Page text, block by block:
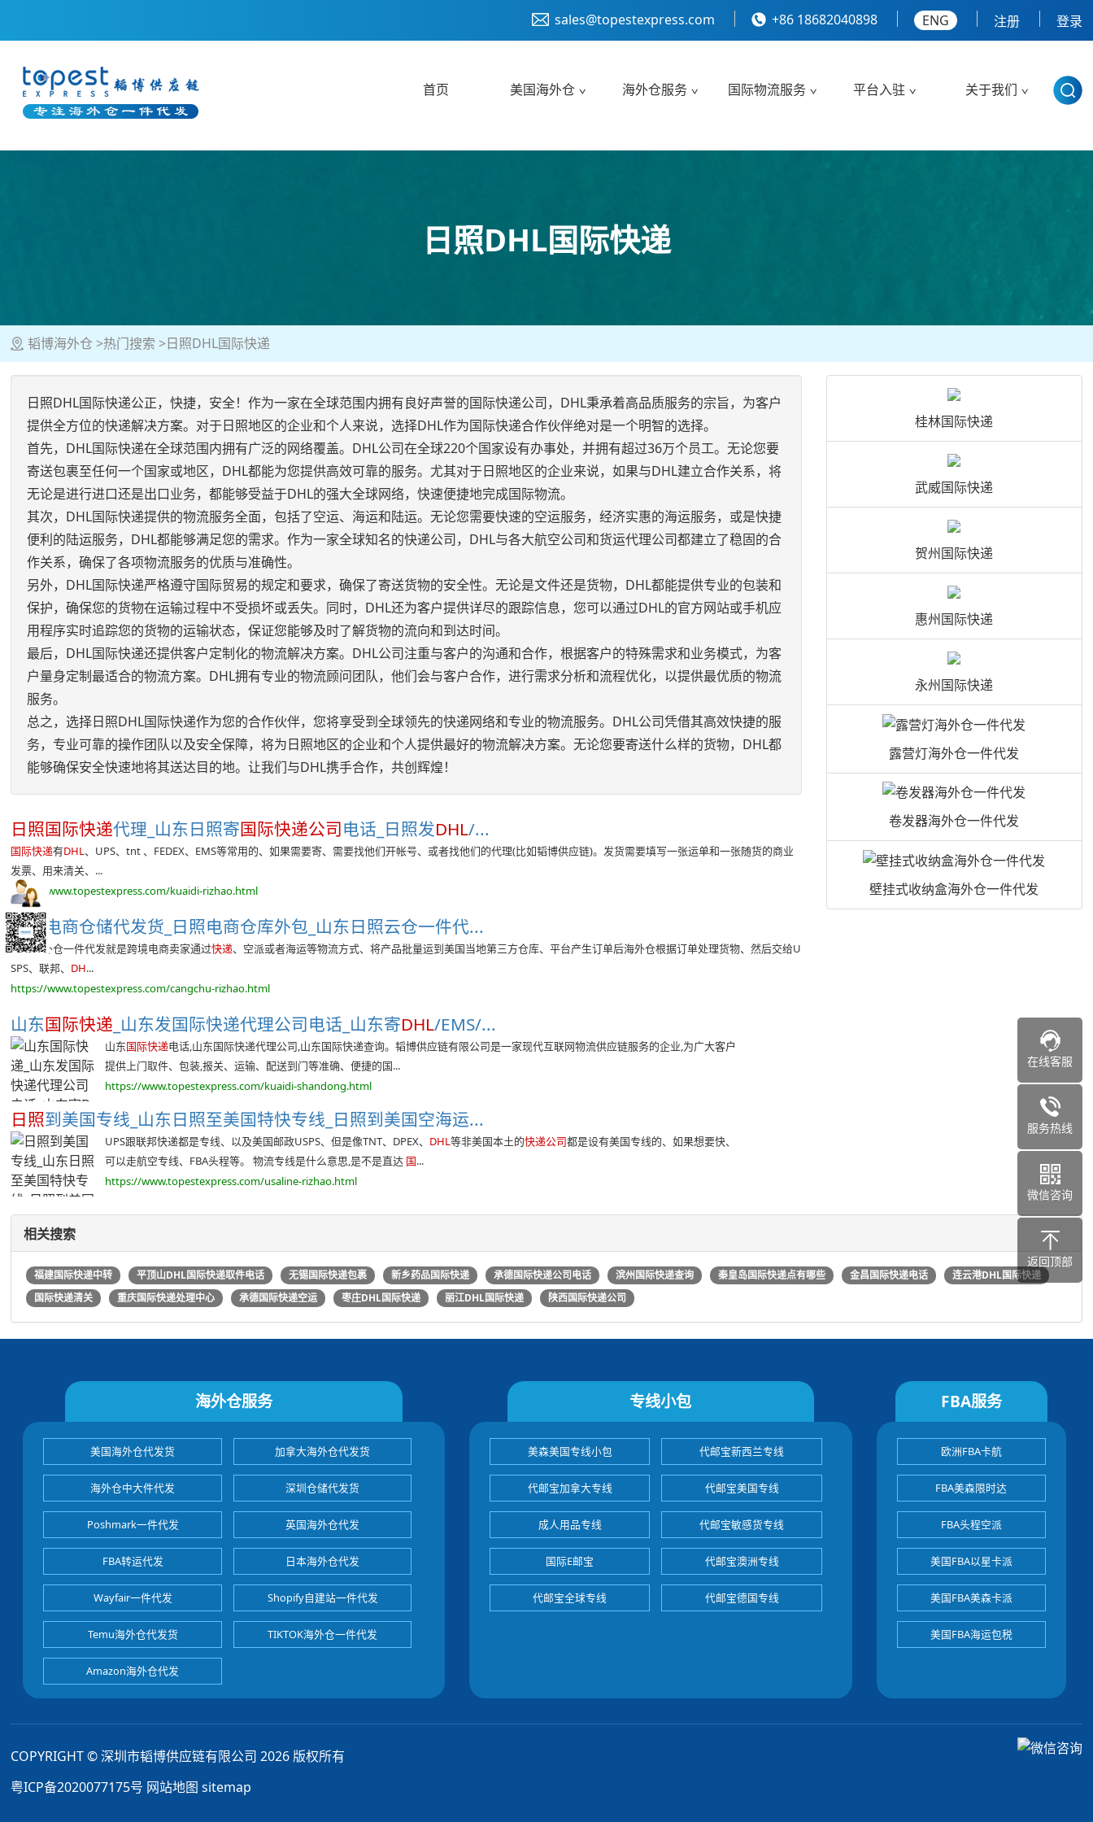
sales@topestexpress.com +86 18682040898 ENG 注册 登录
首页 美国海外仓 海外仓服务 国际物流服务 平台入驻 关于我们
日照DHL国际快递
韬博海外仓 热门搜索 日照DHL国际快递
日照DHL国际快递公正，快捷，安全！作为一家在全球范围内拥有良好声誉的国际快递公司，DHL秉承着高品质服务的宗旨，为客户
提供全方位的快递解决方案。对于日照地区的企业和个人来说，选择DHL作为国际快递合作伙伴绝对是一个明智的选择。
首先，DHL国际快递在全球范围内拥有广泛的网络覆盖。DHL公司在全球220个国家设有办事处，并拥有超过36万个员工。无论您要
寄送包裹至任何一个国家或地区，DHL都能为您提供高效可靠的服务。尤其对于日照地区的企业来说，如果与DHL建立合作关系，将
无论是进行进口还是出口业务，都能够受益于DHL的强大全球网络，快速便捷地完成国际物流。
其次，DHL国际快递提供的物流服务全面，包括了空运、海运和陆运。无论您需要快速的空运服务，经济实惠的海运服务，或是快捷
便利的陆运服务，DHL都能够满足您的需求。作为一家全球知名的快递公司，DHL与各大航空公司和货运代理公司都建立了稳固的合
作关系，确保了各项物流服务的优质与准确性。
另外，DHL国际快递严格遵守国际贸易的规定和要求，确保了寄送货物的安全性。无论是文件还是货物，DHL都能提供专业的包装和
保护，确保您的货物在运输过程中不受损坏或丢失。同时，DHL还为客户提供详尽的跟踪信息，您可以通过DHL的官方网站或手机应
用程序实时追踪您的货物的运输状态，保证您能够及时了解货物的流向和到达时间。
最后，DHL国际快递还提供客户定制化的物流解决方案。DHL公司注重与客户的沟通和合作，根据客户的特殊需求和业务模式，为客
户量身定制最适合的物流方案。DHL拥有专业的物流顾问团队，他们会与客户合作，进行需求分析和流程优化，以提供最优质的物流
服务。
总之，选择日照DHL国际快递作为您的合作伙伴，您将享受到全球领先的快递网络和专业的物流服务。DHL公司凭借其高效快捷的服
务，专业可靠的操作团队以及安全保障，将为日照地区的企业和个人提供最好的物流解决方案。无论您要寄送什么样的货物，DHL都
能够确保安全快速地将其送达目的地。让我们与DHL携手合作，共创辉煌！
日照国际快递代理_山东日照寄国际快递公司电话_日照发DHL/...
国际快递有DHL、UPS、tnt 、FEDEX、EMS等常用的、如果需要寄、需要找他们开帐号、或者找他们的代理(比如韬博供应链)。发货需要填写一张运单和一张随货的商业
发票、用来清关、...
https://www.topestexpress.com/kuaidi-rizhao.html
日照电商仓储代发货_日照电商仓库外包_山东日照云仓一件代...
美国海外仓一件代发就是跨境电商卖家通过快递、空派或者海运等物流方式、将产品批量运到美国当地第三方仓库、平台产生订单后海外仓根据订单处理货物、然后交给U
SPS、联邦、 DH...
https://www.topestexpress.com/cangchu-rizhao.html
山东国际快递 _山东发国际快递代理公司电话_山东寄DHL/EMS/...
山东国际快递电话,山东国际快递代理公司,山东国际快递查询。韬博供应链有限公司是一家现代互联网物流供应链服务的企业,为广大客户
提供上门取件、包装,报关、运输、配送到门等准确、便捷的国...
https://www.topestexpress.com/kuaidi-shandong.html
日照到美国专线_山东日照至美国特快专线_日照到美国空海运...
UPS跟联邦快递都是专线、以及美国邮政USPS、但是像TNT、DPEX、 DHL等非美国本土的快递公司都是设有美国专线的、如果想要快、
可以走航空专线、FBA头程等。 物流专线是什么意思,是不是直达 国...
https://www.topestexpress.com/usaline-rizhao.html
桂林国际快递
武威国际快递
贺州国际快递
惠州国际快递
永州国际快递
露营灯海外仓一件代发
卷发器海外仓一件代发
壁挂式收纳盒海外仓一件代发
相关搜索
福建国际快递中转 平顶山DHL国际快递取件电话 无锡国际快递包裹 新乡药品国际快递 承德国际快递公司电话 滨州国际快递查询 秦皇岛国际快递点有哪些 金昌国际快递电话
连云港DHL国际快递
国际快递清关
重庆国际快递处理中心 承德国际快递空运 枣庄DHL国际快递 丽江DHL国际快递 陕西国际快递公司
海外仓服务
美国海外仓代发货 加拿大海外仓代发货
海外仓中大件代发 深圳仓储代发货
Poshmark一件代发 英国海外仓代发
FBA转运代发 日本海外仓代发
Wayfair一件代发 Shopify自建站一件代发
Temu海外仓代发货 TIKTOK海外仓一件代发
Amazon海外仓代发
专线小包
美森美国专线小包 代邮宝新西兰专线
代邮宝加拿大专线 代邮宝美国专线
成人用品专线 代邮宝敏感货专线
国际E邮宝 代邮宝澳洲专线
代邮宝全球专线 代邮宝德国专线
FBA服务
欧洲FBA卡航
FBA美森限时达
FBA头程空派
美国FBA以星卡派
美国FBA美森卡派
美国FBA海运包税
COPYRIGHT © 深圳市韬博供应链有限公司 2026 版权所有
粤ICP备2020077175号 网站地图 sitemap
在线客服
服务热线
微信咨询
返回顶部